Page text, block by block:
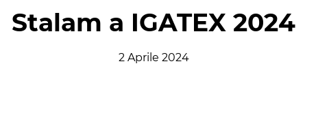
Applicazioni per le
fornerie industriali
Temperaggio e
spezie, erbe
medicinali e
Stalam a IGATEX 2024
2 Aprile 2024